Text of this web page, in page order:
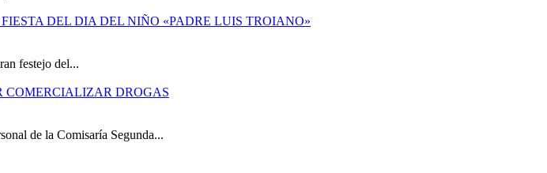
DEL DIA DEL NIÑO «PADRE LUIS TROIANO»
festejo del...
COMERCIALIZAR DROGAS
de la Comisaría Segunda...